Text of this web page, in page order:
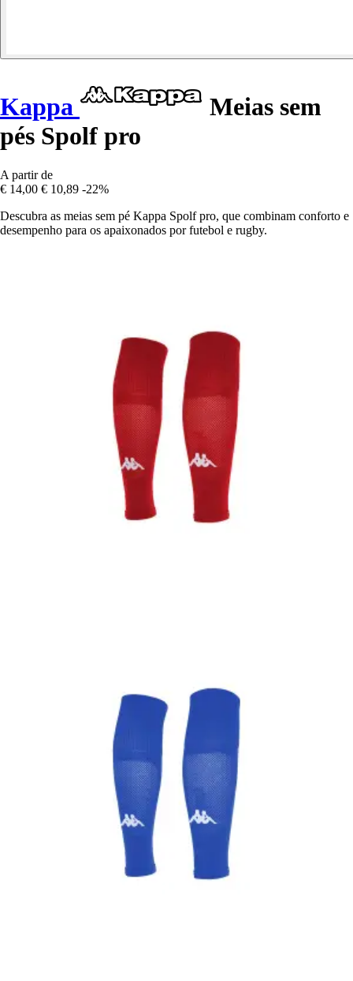
Kappa
Meias sem
pés Spolf pro
A partir de
€ 14,00 € 10,89 -22%
Descubra as meias sem pé Kappa Spolf pro, que combinam conforto e
desempenho para os apaixonados por futebol e rugby.